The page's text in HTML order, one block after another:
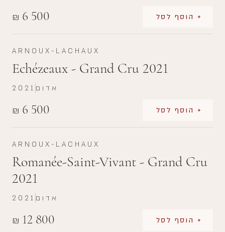
₪ 6 500 + הוסף לסל
ARNOUX-LACHAUX
Echézeaux - Grand Cru 2021
₪ 6 500 + הוסף לסל
2021 אדום
ARNOUX-LACHAUX
Romanée-Saint-Vivant - Grand Cru
2021
₪ 12 800 + הוסף לסל
2021 אדום